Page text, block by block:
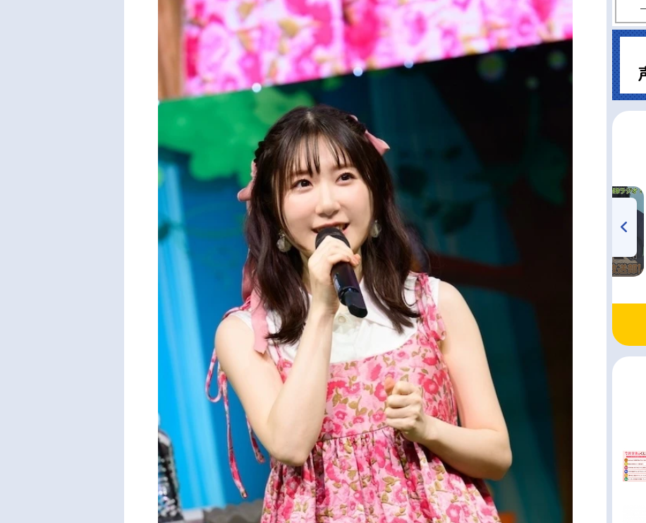
TVアニメ『戦隊大失格』
radio 大直会 2nd season